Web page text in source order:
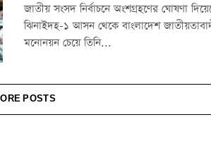
জাতীয় সংসদ নির্বাচনে অংশগ্রহণের ঘোষণা
ঝিনাইদহ-১ আসন থেকে বাংলাদেশ
মনোনয়ন চেয়ে তিনি...
POSTS